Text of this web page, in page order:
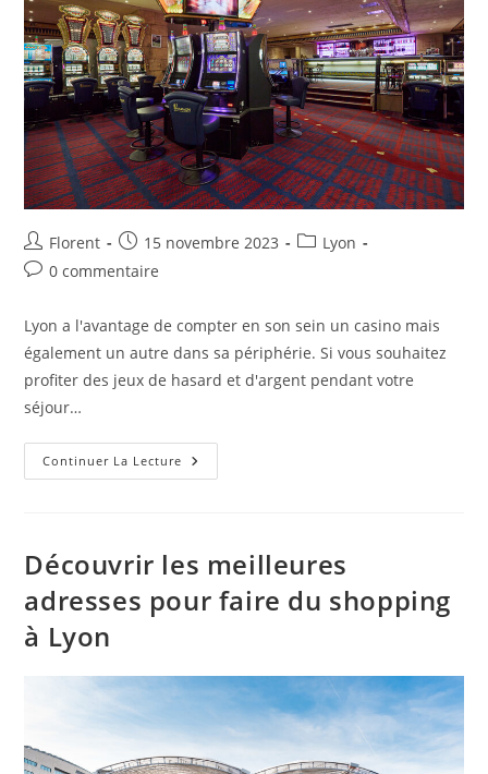
Florent 15 novembre 2023
Lyon
0 commentaire
Lyon a l'avantage de compter en son sein un casino mais
également un autre dans sa périphérie. Si vous souhaitez
profiter des jeux de hasard et d'argent pendant votre
séjour…
Continuer La Lecture
Découvrir les meilleures
adresses pour faire du shopping
à Lyon